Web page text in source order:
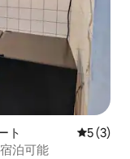
ト レビュー
5 (3)
泊可能